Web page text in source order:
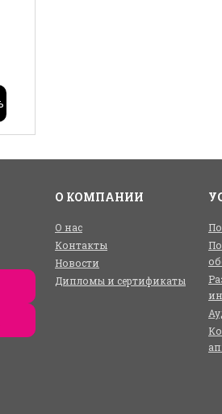
О КОМПАНИИ
О нас
Контакты
Новости
Дипломы и сертификаты